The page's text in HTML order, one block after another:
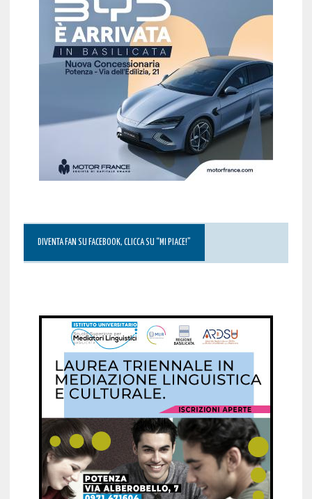
DIVENTA FAN SU FACEBOOK, CLICCA SU “MI PIACE!”